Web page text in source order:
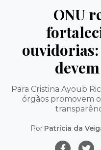
ONU
Para Cristina Ayoub
órgãos promovem
Por Patrí­cia da